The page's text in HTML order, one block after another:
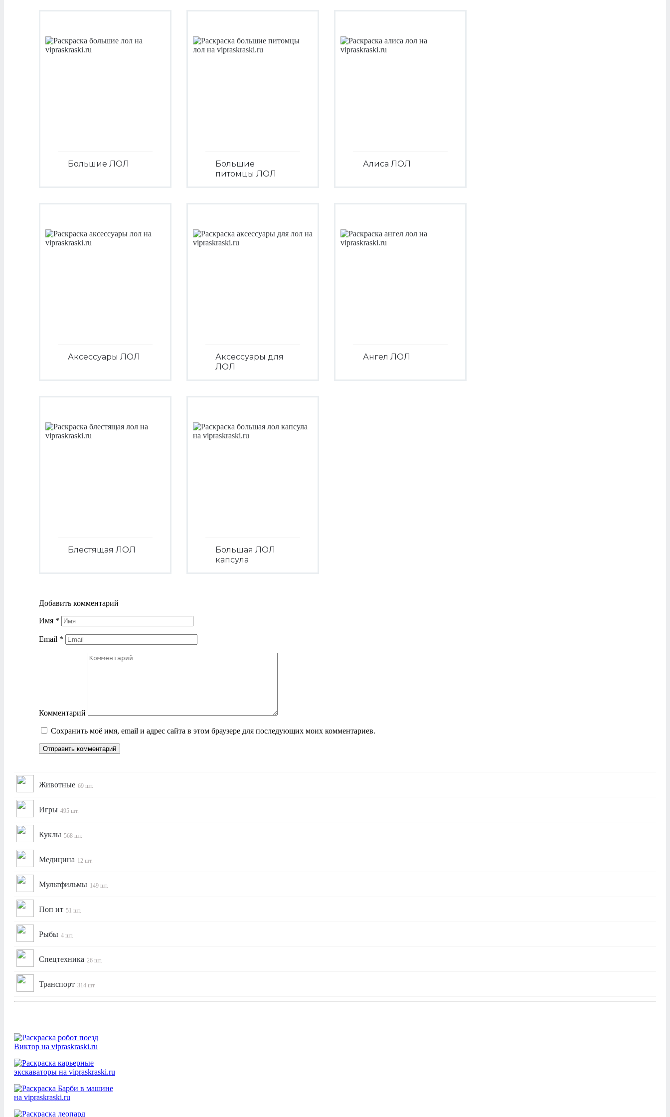
Большие ЛОЛ
Большие
питомцы ЛОЛ
Алиса ЛОЛ
Аксессуары ЛОЛ
Аксессуары для
ЛОЛ
Ангел ЛОЛ
Блестящая ЛОЛ
Большая ЛОЛ
капсула
Добавить комментарий
Имя *
Email *
Комментарий
Сохранить моё имя, email и адрес сайта в этом браузере для последующих моих комментариев.
Животные 69 шт.
Игры 495 шт.
Куклы 568 шт.
Медицина 12 шт.
Мультфильмы 149 шт.
Поп ит 51 шт.
Рыбы 4 шт.
Спецтехника 26 шт.
Транспорт 314 шт.